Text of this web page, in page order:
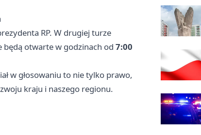
RP. W drugiej turze
będą otwarte w godzinach od 7:00
w głosowaniu to nie tylko prawo,
kraju i naszego regionu.